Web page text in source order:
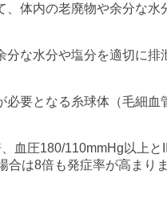
体内の老廃物や余分な
な水分や塩分を適切に
要となる糸球体（毛細
血圧180/110mmHg以上
合は8倍も発症率が高まり